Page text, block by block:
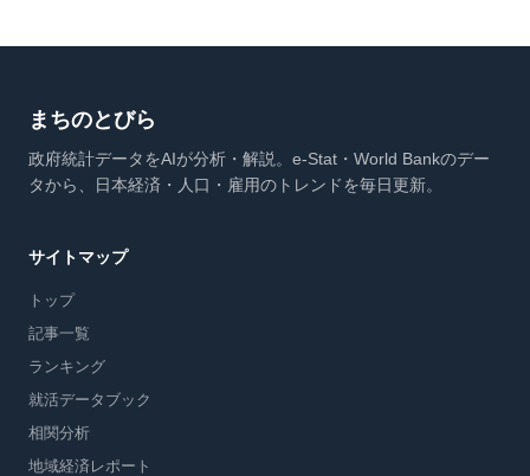
まちのとびら
政府統計データをAIが分析・解説。e-Stat・World Bankのデー
タから、日本経済・人口・雇用のトレンドを毎日更新。
サイトマップ
トップ
記事一覧
ランキング
就活データブック
相関分析
地域経済レポート